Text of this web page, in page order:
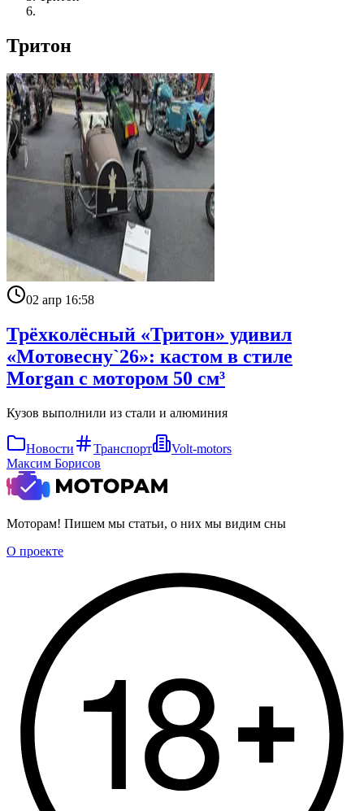
Тритон
02 апр 16:58
Трёхколёсный «Тритон» удивил
«Мотовесну`26»: кастом в стиле
Morgan с мотором 50 см³
Кузов выполнили из стали и алюминия
Новости Транспорт
Volt-motors
Максим Борисов
Моторам! Пишем мы статьи, о них мы видим сны
О проекте